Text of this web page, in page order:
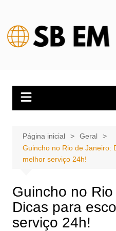
conteúdo
Página inicial
Geral
Guincho no Rio de Janeiro:
melhor serviço 24h!
Guincho no
Dicas para
serviço 24h!